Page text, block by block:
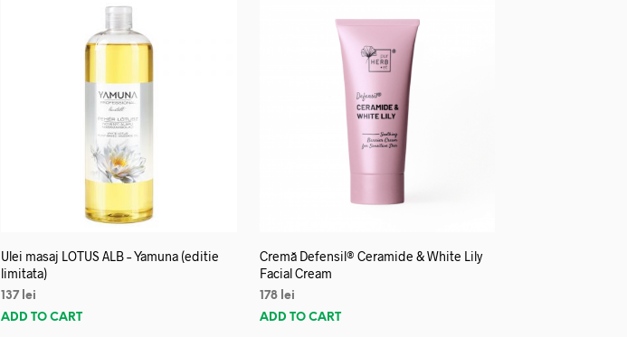
Ulei masaj LOTUS ALB – Yamuna (editie
limitata)
137 lei
ADD TO CART
Cremă Defensil® Ceramide & White Lily
Facial Cream
178 lei
ADD TO CART